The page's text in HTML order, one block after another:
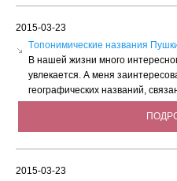
2015-03-23
Tопонимические названия
В нашей жизни много
увлекается. А меня
географических названий,
2015-03-23